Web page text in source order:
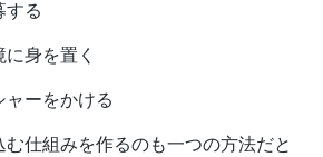
する
身を置く
ャーをかける
仕組みを作るのも一つの方法だと